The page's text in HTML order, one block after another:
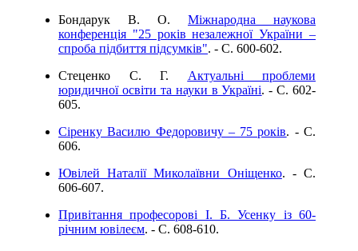
Бондарук В. О. Міжнародна наукова
конференція "25 років незалежної України –
спроба підбиття підсумків". - C. 600-602.
Стеценко С. Г. Актуальні проблеми
юридичної освіти та науки в Україні. - C. 602-
605.
Сіренку Василю Федоровичу – 75 років. - C.
606.
Ювілей Наталії Миколаївни Оніщенко. - C.
606-607.
Привітання професорові І. Б. Усенку із 60-
річним ювілеєм. - C. 608-610.